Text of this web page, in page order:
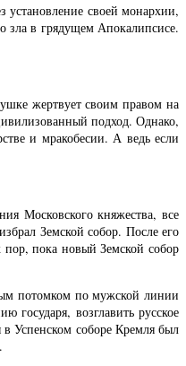
установление своей монархии,
зла в грядущем Апокалипсисе.
жертвует своим правом на
подход. Однако,
и мракобесии. А ведь если
Московского княжества, все
Земской собор. После его
пор, пока новый Земской собор
потомком по мужской линии
возглавить русское
в Успенском соборе Кремля был